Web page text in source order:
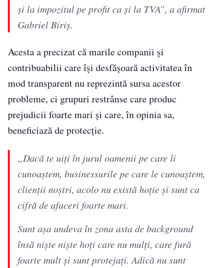
și la impozitul pe profit ca și la TVA”, a afirmat
Gabriel Biriș.
Acesta a precizat că marile companii și
contribuabilii care își desfășoară activitatea în
mod transparent nu reprezintă sursa acestor
probleme, ci grupuri restrânse care produc
prejudicii foarte mari și care, în opinia sa,
beneficiază de protecție.
„Dacă te uiți în jurul oamenii pe care îi
cunoaștem, businessurile pe care le cunoaștem,
clienții noștri, acolo nu există hoție și sunt ca
cifră de afaceri foarte mari.
Sunt așa undeva în zona asta de background
însă niște niște hoți care nu mulți, care fură
foarte mult și sunt protejați. Adică nu sunt